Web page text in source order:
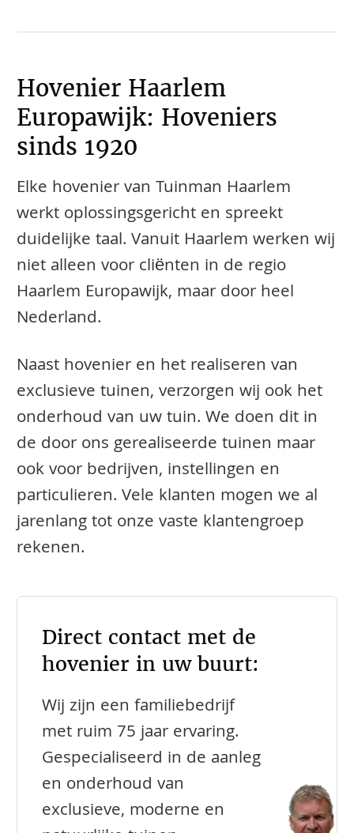
Hovenier Haarlem
Europawijk: Hoveniers
sinds 1920
Elke hovenier van Tuinman Haarlem
werkt oplossingsgericht en spreekt
duidelijke taal. Vanuit Haarlem werken wij
niet alleen voor cliënten in de regio
Haarlem Europawijk, maar door heel
Nederland.
Naast hovenier en het realiseren van
exclusieve tuinen, verzorgen wij ook het
onderhoud van uw tuin. We doen dit in
de door ons gerealiseerde tuinen maar
ook voor bedrijven, instellingen en
particulieren. Vele klanten mogen we al
jarenlang tot onze vaste klantengroep
rekenen.
Direct contact met de
hovenier in uw buurt:
Wij zijn een familiebedrijf
met ruim 75 jaar ervaring.
Gespecialiseerd in de aanleg
en onderhoud van
exclusieve, moderne en